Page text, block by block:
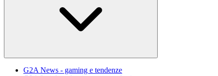
G2A News - gaming e tendenze